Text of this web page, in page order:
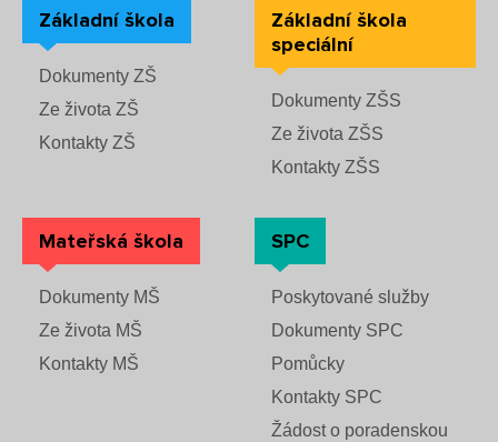
Základní škola
Dokumenty ZŠ
Ze života ZŠ
Kontakty ZŠ
Základní škola
speciální
Dokumenty ZŠS
Ze života ZŠS
Kontakty ZŠS
Mateřská škola
Dokumenty MŠ
Ze života MŠ
Kontakty MŠ
SPC
Poskytované služby
Dokumenty SPC
Pomůcky
Kontakty SPC
Žádost o poradenskou